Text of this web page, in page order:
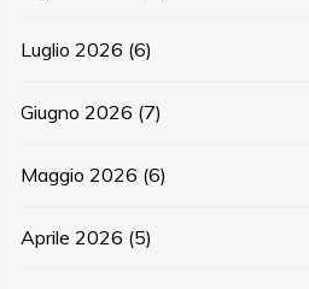
Luglio 2026 (6)
Giugno 2026 (7)
Maggio 2026 (6)
Aprile 2026 (5)